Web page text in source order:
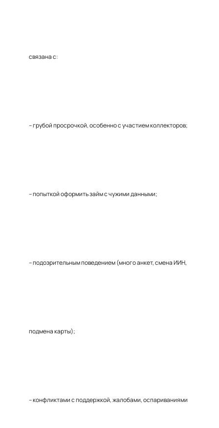
связана с:
– грубой просрочкой, особенно с участием коллекторов;
– попыткой оформить займ с чужими данными;
– подозрительным поведением (много анкет, смена ИИН,
подмена карты);
– конфликтами с поддержкой, жалобами, оспариваниями